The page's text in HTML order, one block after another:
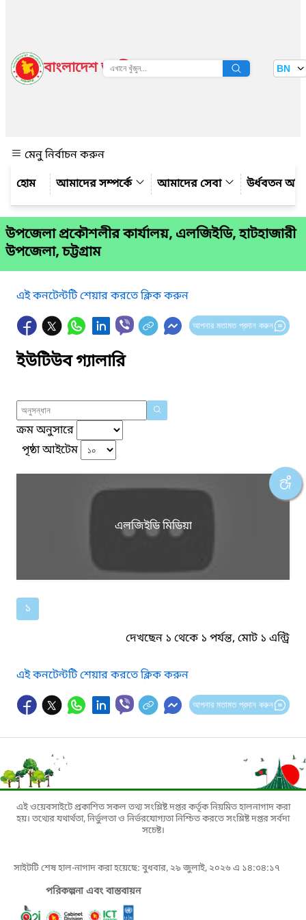
বাংলাদেশ জাতীয় তথ্য বাতায়ন BN
মেনু নির্বাচন করুন
আমাদের সম্পর্কে
আমাদের সেবা উর্ধবতন
উপজেলা প্রকৌশলীর কার্যালয়, এলজিইডি, হাটহাজারী
উপজেলা, চট্টগ্রাম
এই কনটেন্টটি শেয়ার করতে ক্লিক করুন
আপনার মতামত প্রদান করুন
ইউটিউব গ্যালারি
ক্রম অনুসারে
পৃষ্ঠা আইটেম
এলজিইডি মিডিয়া
১
দেখছেন ১ থেকে ১ পর্যন্ত, মোট ১ এন্ট্রি
এই কনটেন্টটি শেয়ার করতে ক্লিক করুন
আপনার মতামত প্রদান করুন
এই ওয়েবসাইটে প্রকাশিত সকল তথ্য সংশ্লিষ্ট দপ্তর কর্তৃক নিয়মিত হালনাগাদ করা
হয়। তথ্যের যথার্থতা, নির্ভুলতা ও নির্ভরযোগ্যতা নিশ্চিত করতে সংশ্লিষ্ট দপ্তর সর্বদা
সচেষ্ট।
সাইটটি শেষ হাল-নাগাদ করা হয়েছে: বুধবার, ২৯ জুলাই, ২০২৬ এ ১৪:৩৪:১৭
পরিকল্পনা এবং বাস্তবায়ন